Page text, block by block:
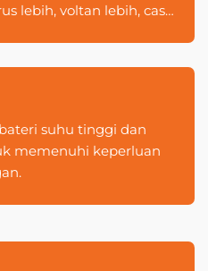
lebih, voltan lebih, cas
suhu tinggi dan
memenuhi keperluan